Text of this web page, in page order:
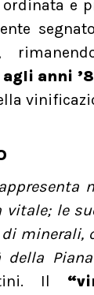
e
anni
vitale; le
minerali,
della
Il